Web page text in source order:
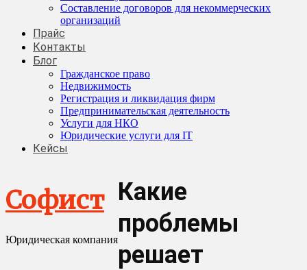
Составление договоров для некоммерческих
организаций
Прайс
Контакты
Блог
Гражданское право
Недвижимость
Регистрация и ликвидация фирм
Предпринимательская деятельность
Услуги для НКО
Юридические услуги для IT
Кейсы
Софист
Юридическая компания
Какие
проблемы
решает